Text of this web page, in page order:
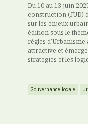
Du 10 au 13 juin
construction (JUD)
sur les enjeux
édition sous le
règles
attractive et
stratégies et les
Gouvernance locale